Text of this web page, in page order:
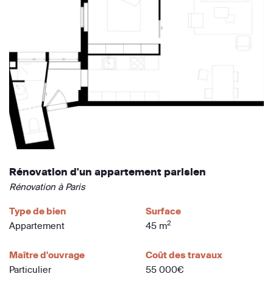
Rénovation d'un appartement parisien
Rénovation à Paris
Type de bien
Appartement
Surface
45 m2
Maître d'ouvrage
Particulier
Coût des travaux
55 000€